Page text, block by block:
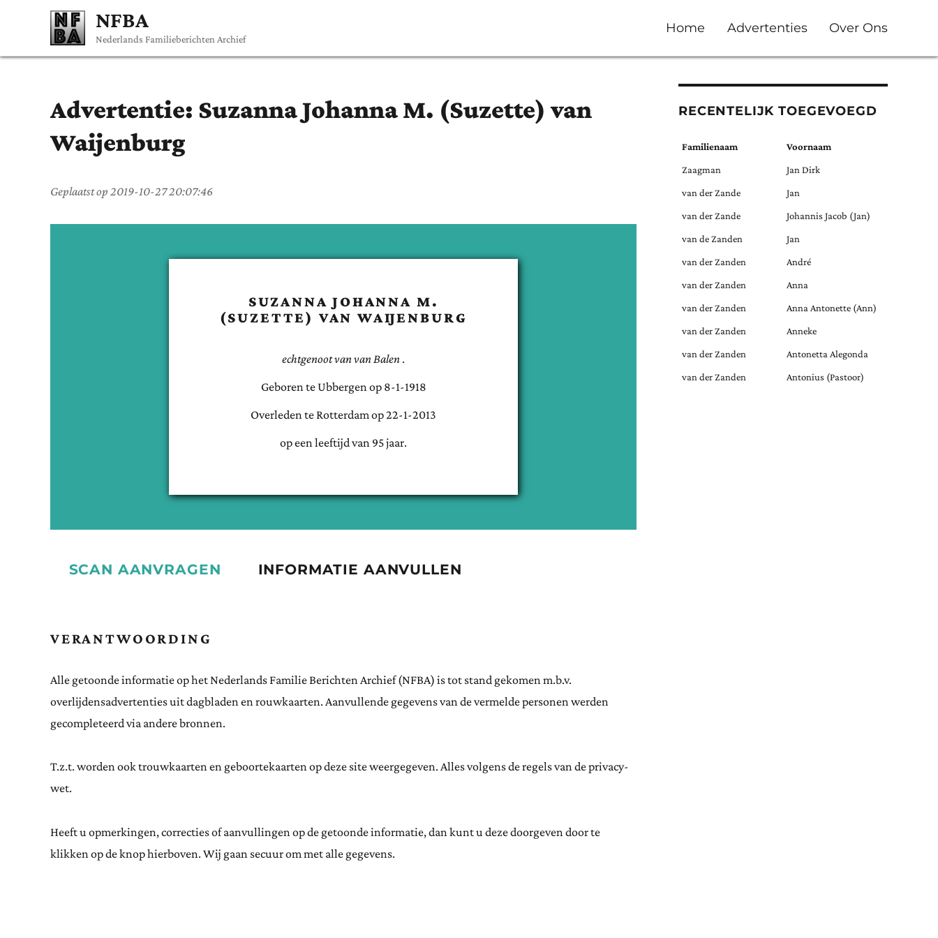
NFBA
Nederlands Familieberichten Archief
Home Advertenties Over Ons
Advertentie: Suzanna Johanna M. (Suzette) van
Waijenburg
Geplaatst op 2019-10-27 20:07:46
SUZANNA JOHANNA M.
(SUZETTE) VAN WAIJENBURG
echtgenoot vanvan Balen .
Geboren te Ubbergen op 8-1-1918
Overleden te Rotterdam op22-1-2013
op een leeftijd van 95jaar.
SCAN AANVRAGEN INFORMATIE AANVULLEN
VERANTWOORDING
Alle getoonde informatie op het Nederlands Familie Berichten Archief (NFBA) is tot stand gekomen m.b.v.
overlijdensadvertenties uit dagbladen en rouwkaarten. Aanvullende gegevens van de vermelde personen werden
gecompleteerd via andere bronnen.
T.z.t. worden ook trouwkaarten en geboortekaarten op deze site weergegeven. Alles volgens de regels van de privacy-
wet.
Heeft u opmerkingen, correcties of aanvullingen op de getoonde informatie, dan kunt u deze doorgeven door te
klikken op de knop hierboven. Wij gaan secuur om met alle gegevens.
RECENTELIJK TOEGEVOEGD
Familienaam Voornaam
Zaagman Jan Dirk
van der Zande Jan
van der Zande Johannis Jacob (Jan)
van de Zanden Jan
van der Zanden André
van der Zanden Anna
van der Zanden Anna Antonette (Ann)
van der Zanden Anneke
van der Zanden Antonetta Alegonda
van der Zanden Antonius (Pastoor)